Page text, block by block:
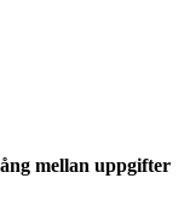
mellan uppgifter